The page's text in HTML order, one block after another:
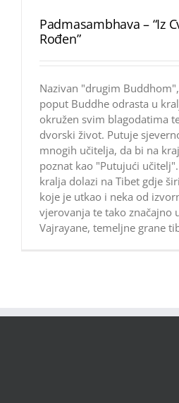
Padmasambhava – “Iz
Rođen”
Nazivan "drugim
poput Buddhe odrasta u
okružen svim blagodatima
dvorski život. Putuje
mnogih učitelja, da bi na
poznat kao "Putujući
kralja dolazi na Tibet gdje
koje je utkao i neka od
vjerovanja te tako značajno
Vajrayane, temeljne grane